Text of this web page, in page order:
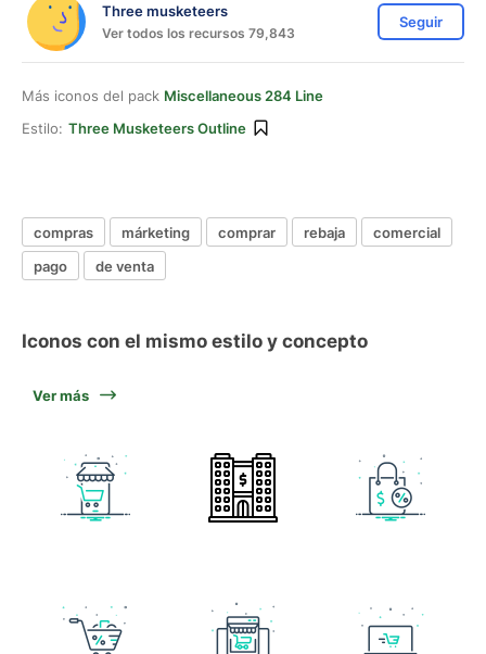
Three musketeers
Ver todos los recursos 79,843
Seguir
Más iconos del pack Miscellaneous 284 Line
Estilo: Three Musketeers Outline
compras márketing comprar rebaja
comercial
pago
de venta
Iconos con el mismo estilo y concepto
Ver más